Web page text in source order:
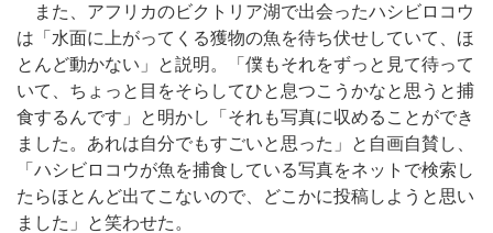
また、アフリカのビクトリア湖で出会ったハシビロコウ
は「水面に上がってくる獲物の魚を待ち伏せしていて、ほ
とんど動かない」と説明。「僕もそれをずっと見て待って
いて、ちょっと目をそらしてひと息つこうかなと思うと捕
食するんです」と明かし「それも写真に収めることができ
ました。あれは自分でもすごいと思った」と自画自賛し、
「ハシビロコウが魚を捕食している写真をネットで検索し
たらほとんど出てこないので、どこかに投稿しようと思い
ました」と笑わせた。